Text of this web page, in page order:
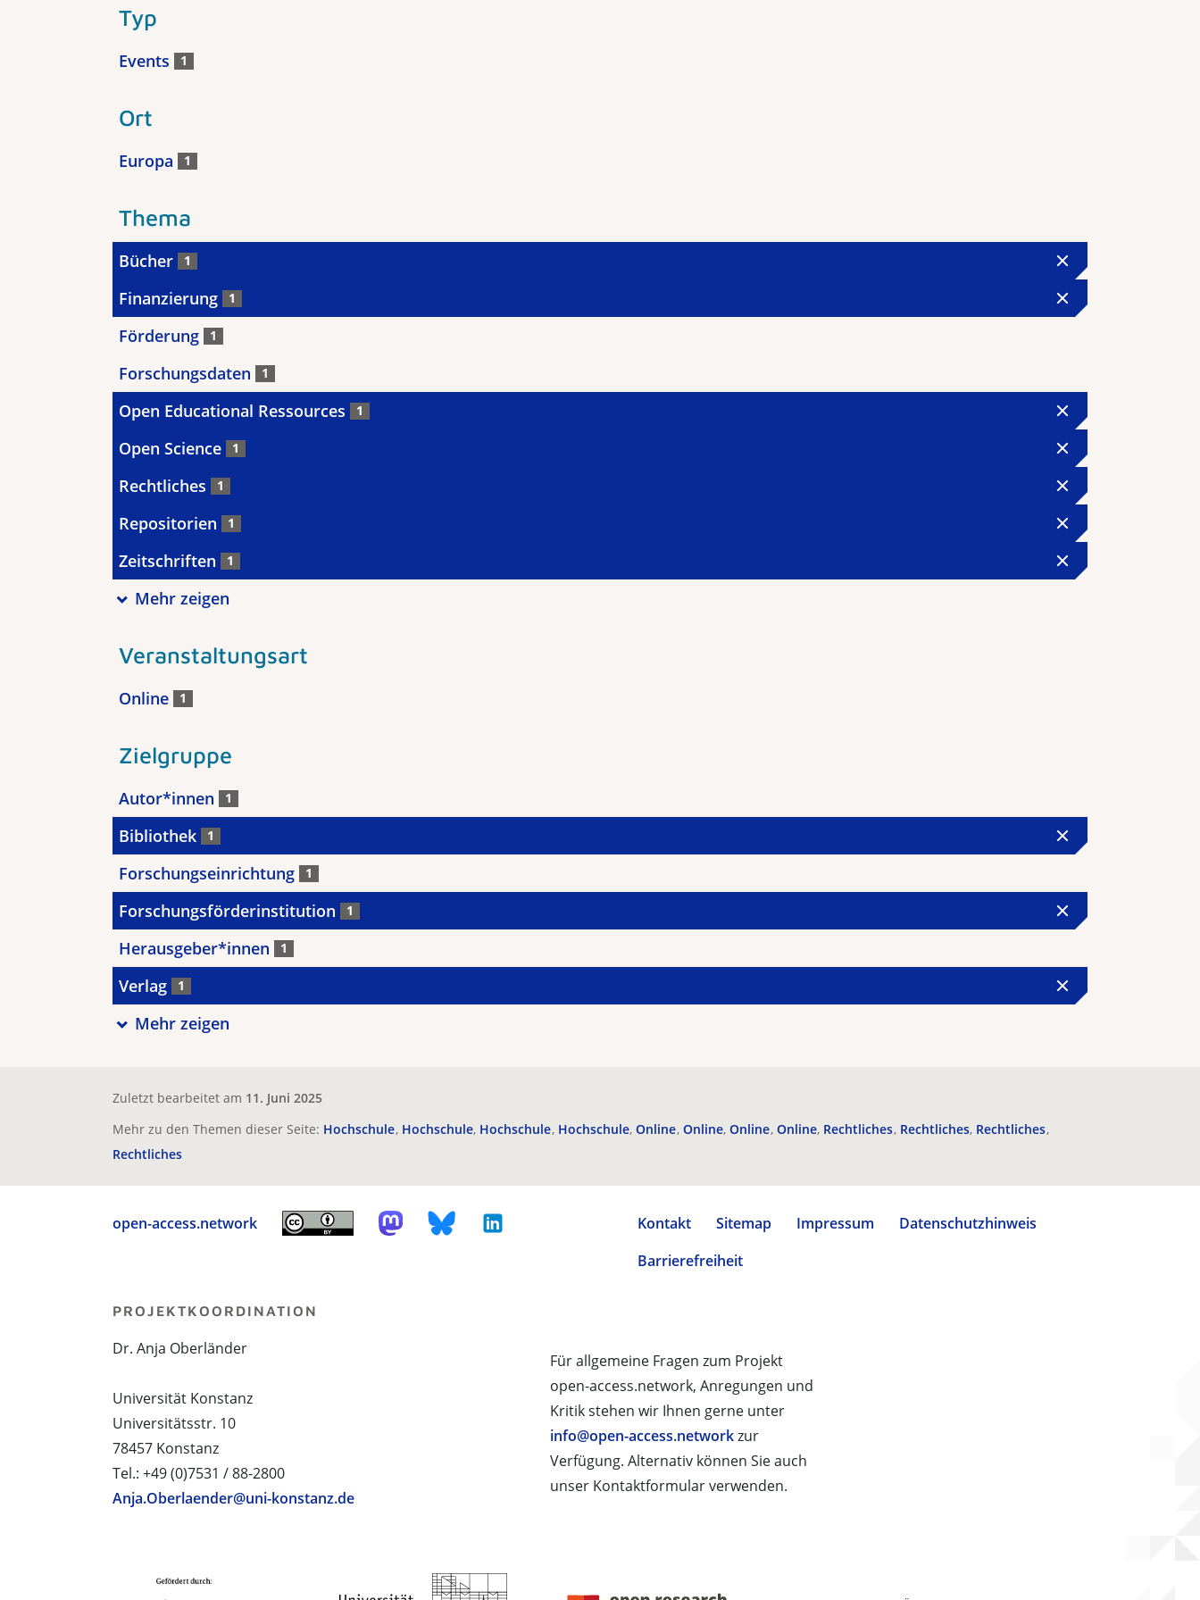
Typ
Events 1
Ort
Europa 1
Thema
Bücher 1
Finanzierung 1
Förderung 1
Forschungsdaten 1
Open Educational Ressources 1
Open Science 1
Rechtliches 1
Repositorien 1
Zeitschriften 1
Mehr zeigen
Veranstaltungsart
Online 1
Zielgruppe
Autor*innen 1
Bibliothek 1
Forschungseinrichtung 1
Forschungsförderinstitution 1
Herausgeber*innen 1
Verlag 1
Mehr zeigen
Zuletzt bearbeitet am 11. Juni 2025
Mehr zu den Themen dieser Seite: Hochschule Hochschule Hochschule Hochschule Online Online Online Online Rechtliches Rechtliches Rechtliches
Rechtliches
open-access.network Kontakt Sitemap Impressum
Datenschutzhinweis
Barrierefreiheit
Für allgemeine Fragen zum Projekt
open-access.network, Anregungen und
Kritik stehen wir Ihnen gerne unter
info@open-access.networkzur
Verfügung. Alternativ können Sie auch
unser Kontaktformular verwenden.
PROJEKTKOORDINATION
Dr. Anja Oberländer
Universität Konstanz
Universitätsstr. 10
78457 Konstanz
Tel.: +49 (0)7531 / 88-2800
Anja.Oberlaender@uni-konstanz.de